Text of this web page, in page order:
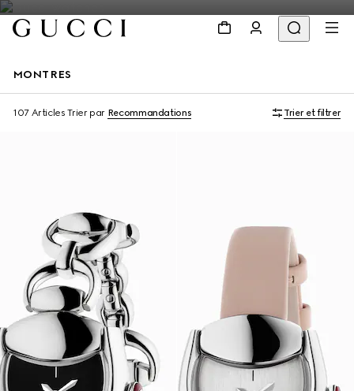
MONTRES
107 Articles Trier par Recommandations Trier et filtrer